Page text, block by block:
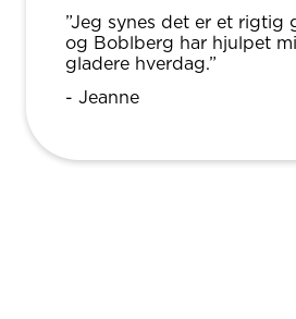
”Jeg synes det er et rigtig
og Boblberg har hjulpet
gladere hverdag.”
- Jeanne